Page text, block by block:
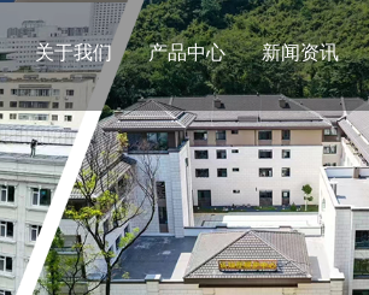
关于我们 产品中心 新闻资讯